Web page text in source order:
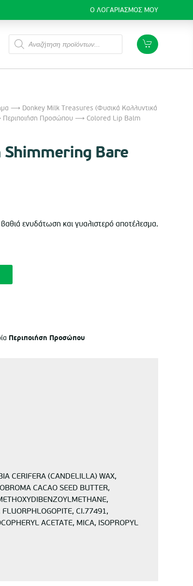
Ο ΛΟΓΑΡΙΑΣΜΌΣ ΜΟΥ
Products
search
⟶ Donkey Milk Treasures (Φυσικά Καλλυντικά
Περιποιήση Προσώπου ⟶ Colored Lip Balm
Bare
ενυδάτωση και γυαλιστερό αποτέλεσμα.
Περιποιήση Προσώπου
CERIFERA (CANDELILLA) WAX,
CACAO SEED BUTTER,
CI.77491,
ACETATE, MICA, ISOPROPYL